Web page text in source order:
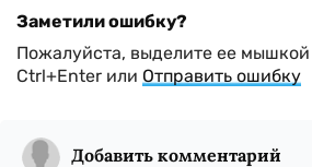
Заметили ошибку?
Пожалуйста, выделите ее
Ctrl+Enter или Отправить ошибку
Добавить комментарий